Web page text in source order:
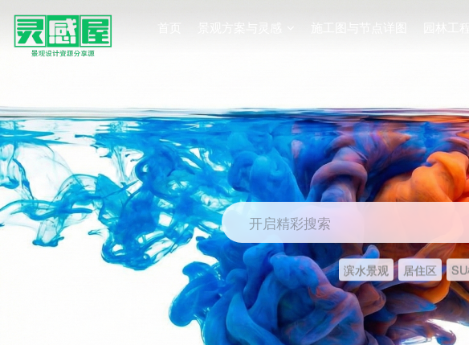
首页 景观方案与灵感 施工图与节点详图 园林工
开启精彩搜索
滨水景观 居住区